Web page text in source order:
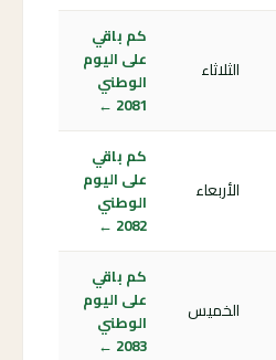
الثلاثاء
كم باقي
على اليوم
الوطني
2081 ←
الأربعاء
كم باقي
على اليوم
الوطني
2082 ←
الخميس
كم باقي
على اليوم
الوطني
2083 ←